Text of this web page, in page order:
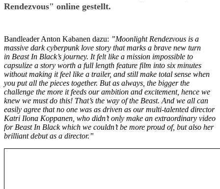
Rendezvous" online gestellt.
Bandleader Anton Kabanen dazu: ”Moonlight Rendezvous is a
massive dark cyberpunk love story that marks a brave new turn
in Beast In Black’s journey. It felt like a mission impossible to
capsulize a story worth a full length feature film into six minutes
without making it feel like a trailer, and still make total sense when
you put all the pieces together. But as always, the bigger the
challenge the more it feeds our ambition and excitement, hence we
knew we must do this! That’s the way of the Beast. And we all can
easily agree that no one was as driven as our multi-talented director
Katri Ilona Koppanen, who didn’t only make an extraordinary video
for Beast In Black which we couldn’t be more proud of, but also her
brilliant debut as a director.”